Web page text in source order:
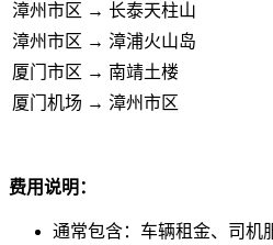
漳州市区 → 长泰天柱山
漳州市区 → 漳浦火山岛
厦门市区 → 南靖土楼
厦门机场 → 漳州市区
费用说明：
通常包含：车辆租金、司机